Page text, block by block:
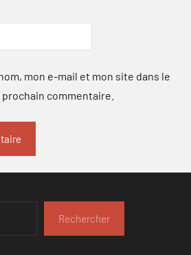
mon e-mail et mon site dans le
commentaire.
Rechercher